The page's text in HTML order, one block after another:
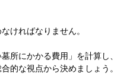
ければなりません。
所にかかる費用」を計算し、
的な視点から決めましょう。